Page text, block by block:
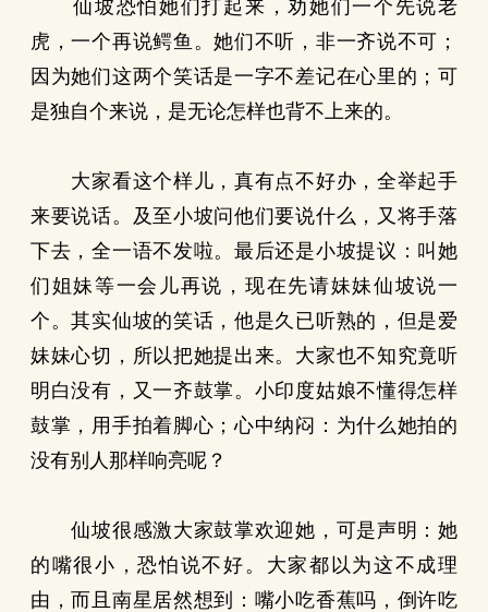
仙坡恐怕她们打起来，劝她们一个先说老
虎，一个再说鳄鱼。她们不听，非一齐说不可；
因为她们这两个笑话是一字不差记在心里的；可
是独自个来说，是无论怎样也背不上来的。
大家看这个样儿，真有点不好办，全举起手
来要说话。及至小坡问他们要说什么，又将手落
下去，全一语不发啦。最后还是小坡提议：叫她
们姐妹等一会儿再说，现在先请妹妹仙坡说一
个。其实仙坡的笑话，他是久已听熟的，但是爱
妹妹心切，所以把她提出来。大家也不知究竟听
明白没有，又一齐鼓掌。小印度姑娘不懂得怎样
鼓掌，用手拍着脚心；心中纳闷：为什么她拍的
没有别人那样响亮呢？
仙坡很感激大家鼓掌欢迎她，可是声明：她
的嘴很小，恐怕说不好。大家都以为这不成理
由，而且南星居然想到：嘴小吃香蕉吗，倒许吃